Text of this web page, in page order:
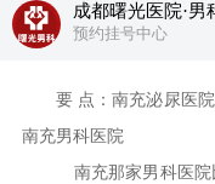
成都曙光医院·男
预约挂号中心
要 点：南充泌尿医院
南充男科医院
南充那家男科医院比